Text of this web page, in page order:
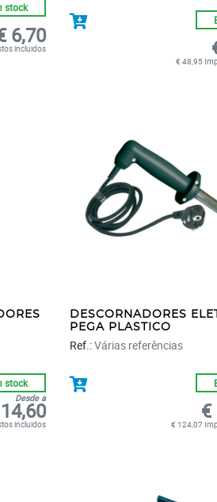
stock
6,70
incluidos
€ 48,95
stock
Desde a
incluidos
DESCORNADORES
PEGA PLASTICO
Ref.:Várias referências
€
€ 124,07